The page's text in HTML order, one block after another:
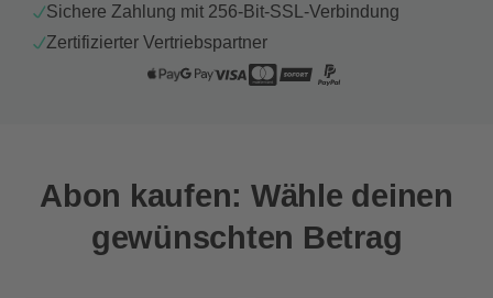
Sichere Zahlung mit 256-Bit-SSL-Verbindung
Zertifizierter Vertriebspartner
Abon kaufen: Wähle deinen
gewünschten Betrag